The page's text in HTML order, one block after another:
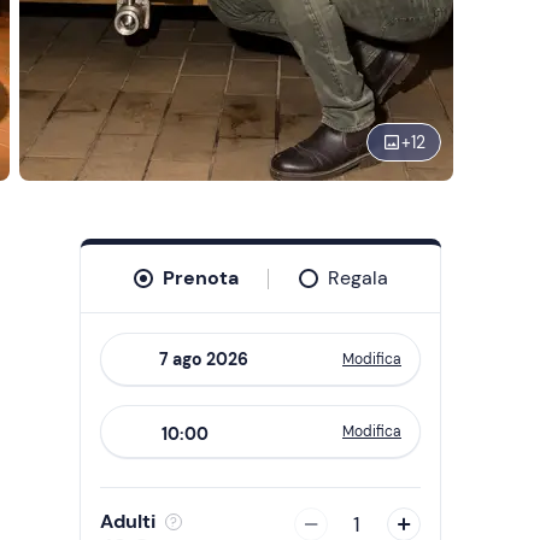
+12
Prenota Regala
forward
to
interact
with
Modifica
10:00 Modifica
Adulti 1